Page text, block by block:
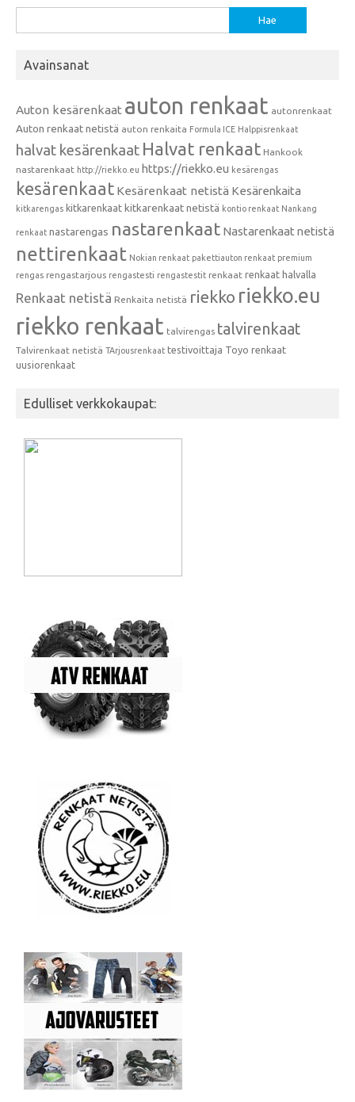
Avainsanat
Auton kesärenkaat auton renkaat autonrenkaat
Auton renkaat netistä auton renkaita Formula ICE Halppisrenkaat
halvat kesärenkaat Halvat renkaat Hankook
nastarenkaat http://riekko.eu https://riekko.eu kesärengas
kesärenkaat Kesärenkaat netistä Kesärenkaita
kitkarengas kitkarenkaat kitkarenkaat netistä kontio renkaat Nankang
renkaat nastarengas nastarenkaat Nastarenkaat netistä
nettirenkaat Nokian renkaat pakettiauton renkaat premium
rengas rengastarjous rengastesti rengastestit renkaat renkaat halvalla
Renkaat netistä Renkaita netistä riekko riekko.eu
riekko renkaat talvirengas talvirenkaat
Talvirenkaat netistä TArjousrenkaat testivoittaja Toyo renkaat
uusiorenkaat
Edulliset verkkokaupat: